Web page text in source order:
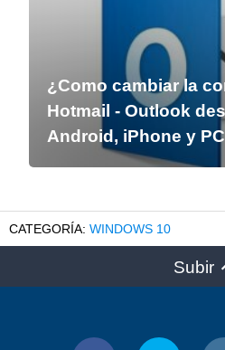
¿Como cambiar la
Hotmail - Outlook
Android, iPhone y PC
WINDOWS 10
Subir